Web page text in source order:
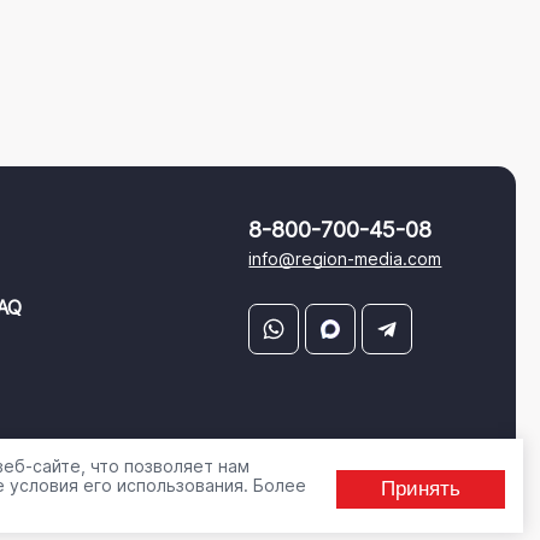
8-800-700-45-08
info@region-media.com
сайте, что позволяет нам
его использования. Более
Принять